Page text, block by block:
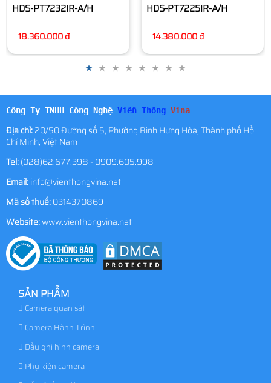
HDS-PT7225IR-A/H
14.380.000 đ
Công Ty TNHH Công Nghệ Viễn Thông Vina
Địa chỉ:20/50 Đường số 5, Phường Bình Hưng Hòa, Thành phố Hồ
Chí Minh, Việt Nam
Tel:(028)62.677.398 - 0909.605.998
Email:info@vienthongvina.net
Mã số thuế:0314370869
Website:www.vienthongvina.net
SẢN PHẨM
Camera quan sát
Camera Hành Trình
Đầu ghi hình camera
Phụ kiện camera